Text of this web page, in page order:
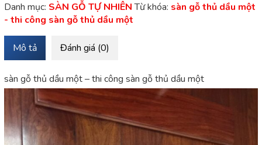
Danh mục: SÀN GỖ TỰ NHIÊN Từ khóa: sàn gỗ thủ dầu một
- thi công sàn gỗ thủ dầu một
Mô tả Đánh giá (0)
sàn gỗ thủ dầu một – thi công sàn gỗ thủ dầu một